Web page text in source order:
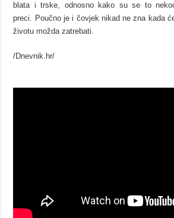
blata i trske, odnosno kako su se to
preci. Poučno je i čovjek nikad ne zna kada
životu možda zatrebati.
/Dnevnik.hr/